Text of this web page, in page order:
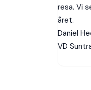
resa. Vi
året.
Daniel
VD